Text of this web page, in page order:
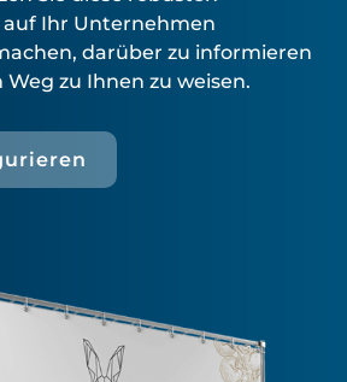
Ihr Unternehmen
darüber zu informieren
zu Ihnen zu weisen.